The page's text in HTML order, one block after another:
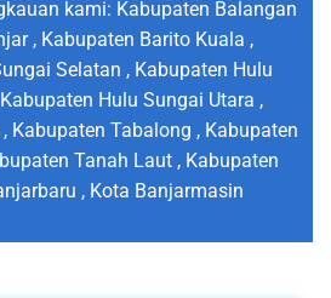
kami: Kabupaten Balangan
, Kabupaten Barito Kuala ,
Selatan , Kabupaten Hulu
Hulu Sungai Utara ,
Kabupaten Tabalong , Kabupaten
Tanah Laut , Kabupaten
, Kota Banjarmasin